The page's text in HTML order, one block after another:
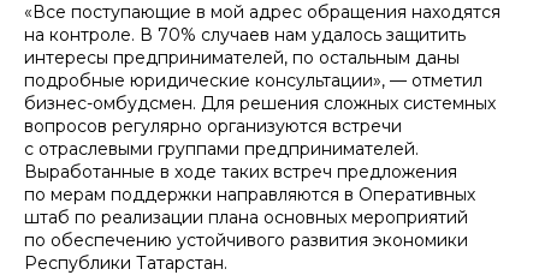
«Все поступающие в мой адрес обращения находятся
на контроле. В 70% случаев нам удалось защитить
интересы предпринимателей, по остальным даны
подробные юридические консультации», — отметил
бизнес-омбудсмен. Для решения сложных системных
вопросов регулярно организуются встречи
с отраслевыми группами предпринимателей.
Выработанные в ходе таких встреч предложения
по мерам поддержки направляются в Оперативных
штаб по реализации плана основных мероприятий
по обеспечению устойчивого развития экономики
Республики Татарстан.